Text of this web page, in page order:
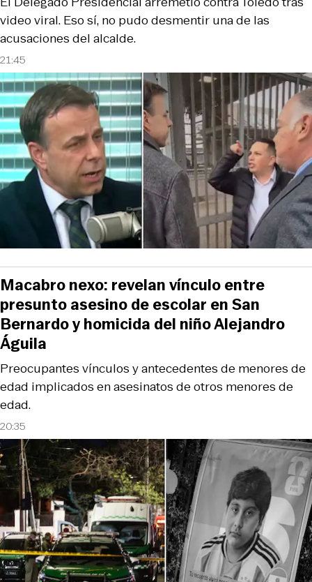
21:45
video viral. Eso sí, no pudo desmentir una de las
acusaciones del alcalde.
20:35
Preocupantes vínculos y antecedentes de menores de
edad implicados en asesinatos de otros menores de
edad.
Macabro nexo: revelan vínculo entre
presunto asesino de escolar en San
Bernardo y homicida del niño Alejandro
Águila